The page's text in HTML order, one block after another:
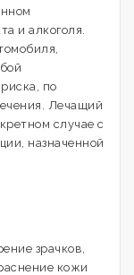
и алкоголя.
по
Лечащий
случае с
назначенной
зрачков,
кожи